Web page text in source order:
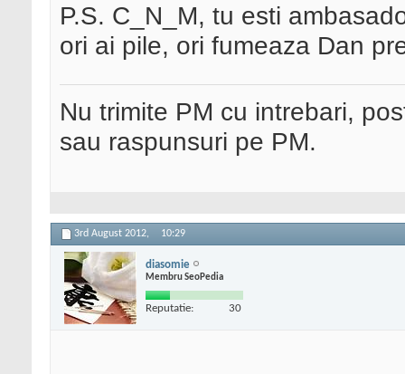
P.S. C_N_M, tu esti
ori ai pile, ori fumeaza Dan
Nu trimite PM cu intrebari,
sau raspunsuri pe PM.
3rd August 2012, 10:29
diasomie
Membru SeoPedia
Reputatie: 30